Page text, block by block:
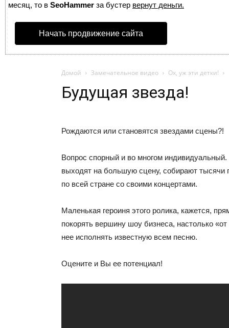
месяц, то в SeoHammer за бустер вернут деньги.
Начать продвижение сайта
Домой Замечательное видео Ох, уж эти детки!
Будущая звезда!
Рождаются или становятся звездами сцены?!
Вопрос спорный и во многом
выходят на большую сцену, собирают тысячи
по всей стране со своими концертами.
Маленькая героиня этого ролика, кажется,
покорять вершину шоу бизнеса, настолько
нее исполнять известную всем песню.
Оцените и Вы ее потенциал!